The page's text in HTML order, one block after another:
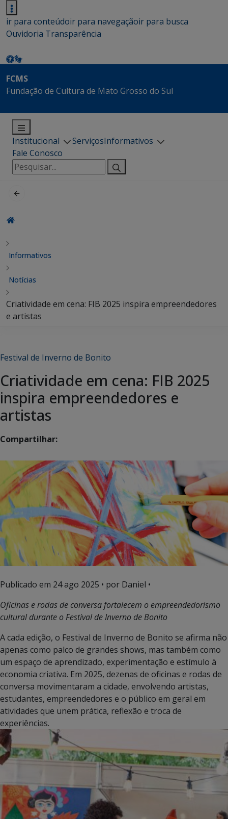
ir para conteúdoir para navegaçãoir para busca
Ouvidoria Transparência
FCMS
Fundação de Cultura de Mato Grosso do Sul
Institucional ServiçosInformativos
Fale Conosco
Pesquisar
por:
Informativos
Notícias
Criatividade em cena: FIB 2025 inspira empreendedores
e artistas
Festival de Inverno de Bonito
Criatividade em cena: FIB 2025
inspira empreendedores e
artistas
Compartilhar:
Publicado em 24 ago 2025 • por Daniel •
Oficinas e rodas de conversa fortalecem o empreendedorismo
cultural durante o Festival de Inverno de Bonito
A cada edição, o Festival de Inverno de Bonito se afirma não
apenas como palco de grandes shows, mas também como
um espaço de aprendizado, experimentação e estímulo à
economia criativa. Em 2025, dezenas de oficinas e rodas de
conversa movimentaram a cidade, envolvendo artistas,
estudantes, empreendedores e o público em geral em
atividades que unem prática, reflexão e troca de
experiências.